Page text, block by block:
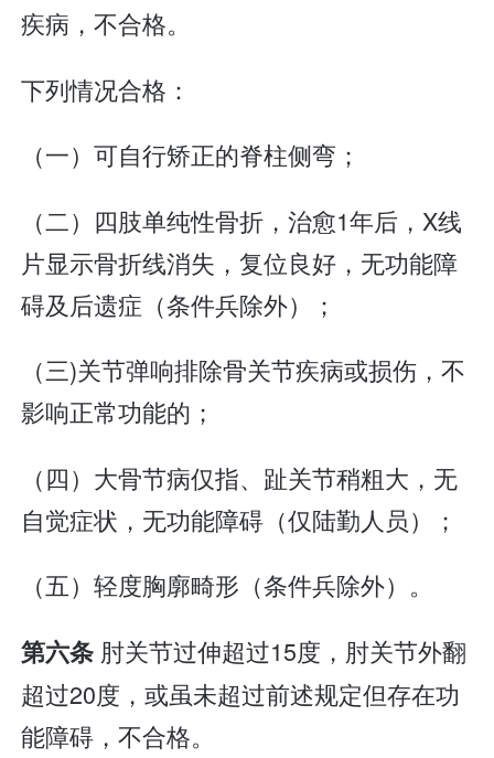
疾病，不合格。
下列情况合格：
（一）可自行矫正的脊柱侧弯；
（二）四肢单纯性骨折，治愈1年后，X线
片显示骨折线消失，复位良好，无功能障
碍及后遗症（条件兵除外）；
（三)关节弹响排除骨关节疾病或损伤，不
影响正常功能的；
（四）大骨节病仅指、趾关节稍粗大，无
自觉症状，无功能障碍（仅陆勤人员）；
（五）轻度胸廓畸形（条件兵除外）。
第六条 肘关节过伸超过15度，肘关节外翻
超过20度，或虽未超过前述规定但存在功
能障碍，不合格。